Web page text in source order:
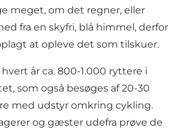
meget, om det regner, eller
fra en skyfri, blå himmel, derfor
at opleve det som tilskuer.
år ca. 800-1.000 ryttere i
som også besøges af 20-30
med udstyr omkring cykling.
og gæster udefra prøve de